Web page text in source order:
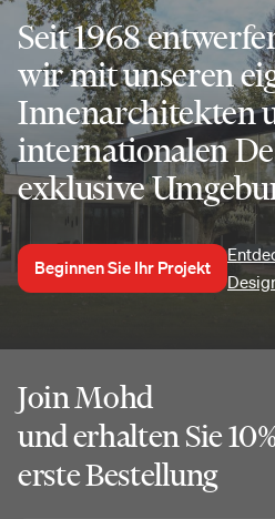
Seit 1968
wir mit unseren
Innenarchitekten
internationalen
exklusive
Beginnen Sie Ihr Projekt
Join Mohd
und erhalten Sie
erste Bestellung